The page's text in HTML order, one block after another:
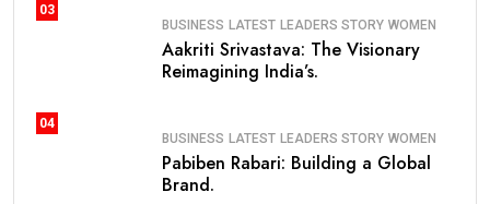
03
BUSINESS LATEST LEADERS STORY WOMEN
Aakriti Srivastava: The Visionary
Reimagining India’s.
04
BUSINESS LATEST LEADERS STORY WOMEN
Pabiben Rabari: Building a Global
Brand.